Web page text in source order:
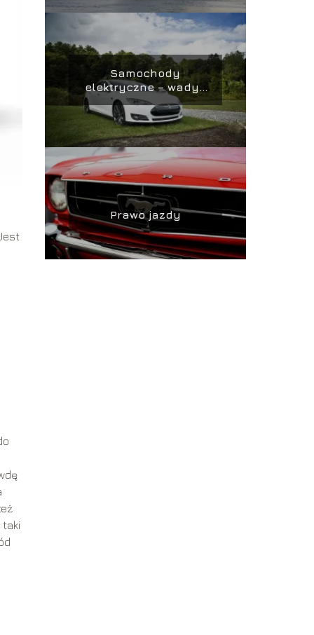
taki
Samochody
elektryczne – wady i
zalety
Prawo jazdy